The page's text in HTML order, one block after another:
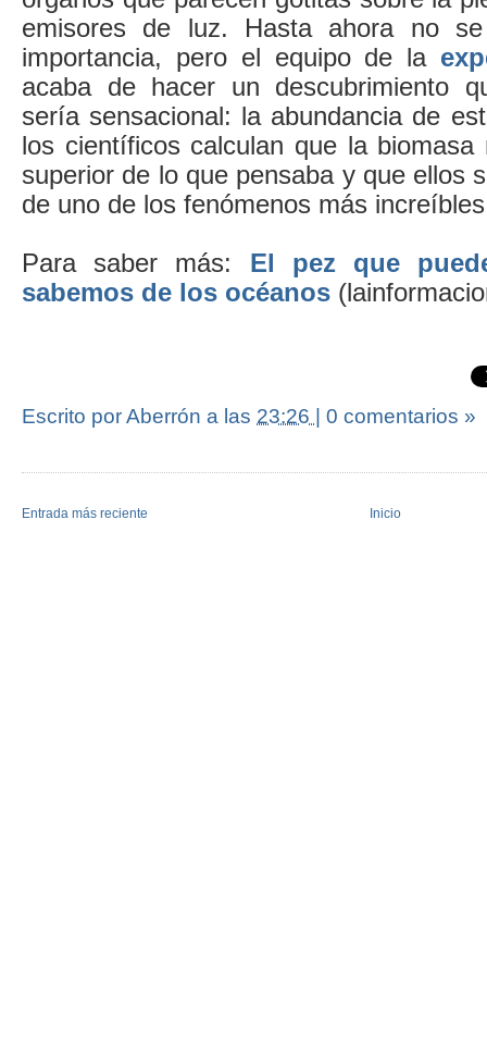
emisores de luz. Hasta ahora no
importancia, pero el equipo de la
acaba de hacer un descubrimiento
sería sensacional: la abundancia de
los científicos calculan que la
superior de lo que pensaba y que ellos
de uno de los fenómenos más
Para saber más: El pez que
sabemos de los océanos
Escrito por Aberrón a las 23:26 | 0 comentarios »
Entrada más reciente Inicio